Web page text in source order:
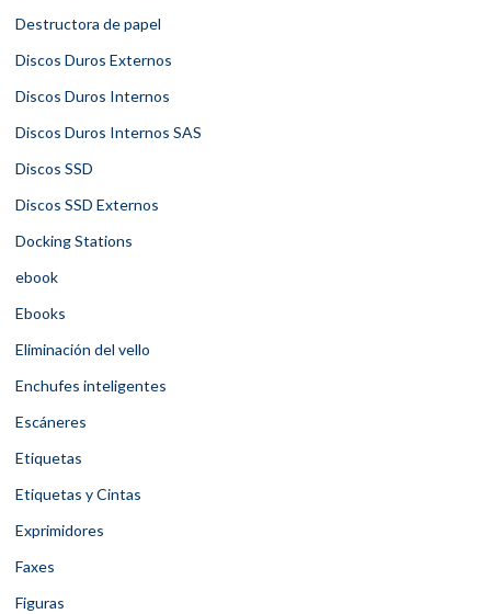
Destructora de papel
Discos Duros Externos
Discos Duros Internos
Discos Duros Internos SAS
Discos SSD
Discos SSD Externos
Docking Stations
ebook
Ebooks
Eliminación del vello
Enchufes inteligentes
Escáneres
Etiquetas
Etiquetas y Cintas
Exprimidores
Faxes
Figuras